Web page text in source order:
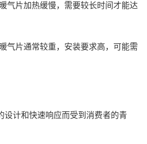
气片加热缓慢，需要较长时间才能达
气片通常较重，安装要求高，可能需
设计和快速响应而受到消费者的青